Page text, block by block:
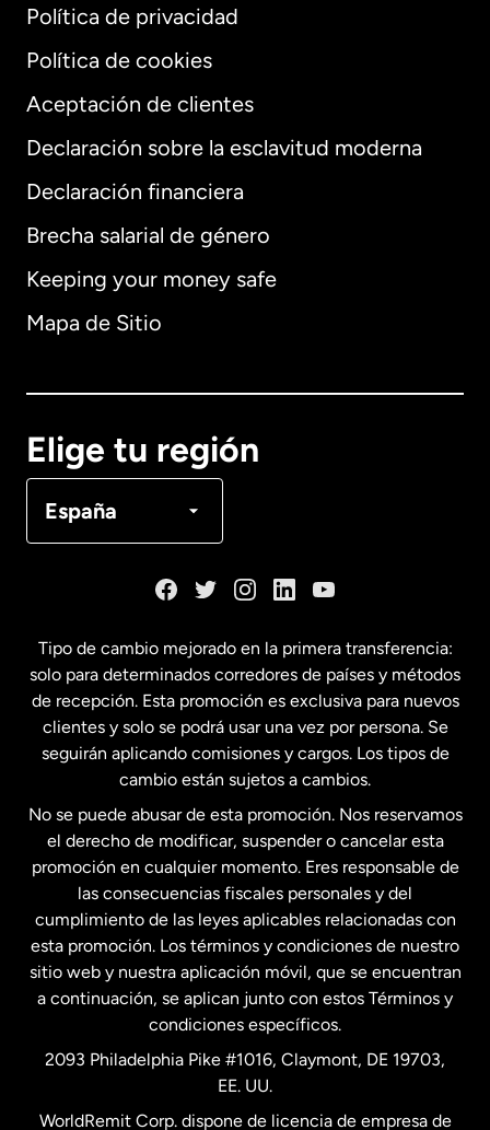
Política de privacidad
Política de cookies
Aceptación de clientes
Declaración sobre la esclavitud moderna
Declaración financiera
Brecha salarial de género
Keeping your money safe
Mapa de Sitio
Elige tu región
España
Internacional English
Alemania
Français
Estados Unidos English
Estados Unidos Español
Francia
Malasia
Nueva Zelanda
Países Bajos
Tipo de cambio mejorado en la primera transferencia:
solo para determinados corredores de países y métodos
de recepción. Esta promoción es exclusiva para nuevos
clientes y solo se podrá usar una vez por persona. Se
seguirán aplicando comisiones y cargos. Los tipos de
cambio están sujetos a cambios.
No se puede abusar de esta promoción. Nos reservamos
el derecho de modificar, suspender o cancelar esta
promoción en cualquier momento. Eres responsable de
las consecuencias fiscales personales y del
cumplimiento de las leyes aplicables relacionadas con
esta promoción. Los términos y condiciones de nuestro
sitio web y nuestra aplicación móvil, que se encuentran
a continuación, se aplican junto con estos Términos y
condiciones específicos.
2093 Philadelphia Pike #1016, Claymont, DE 19703,
EE. UU.
WorldRemit Corp. dispone de licencia de empresa de